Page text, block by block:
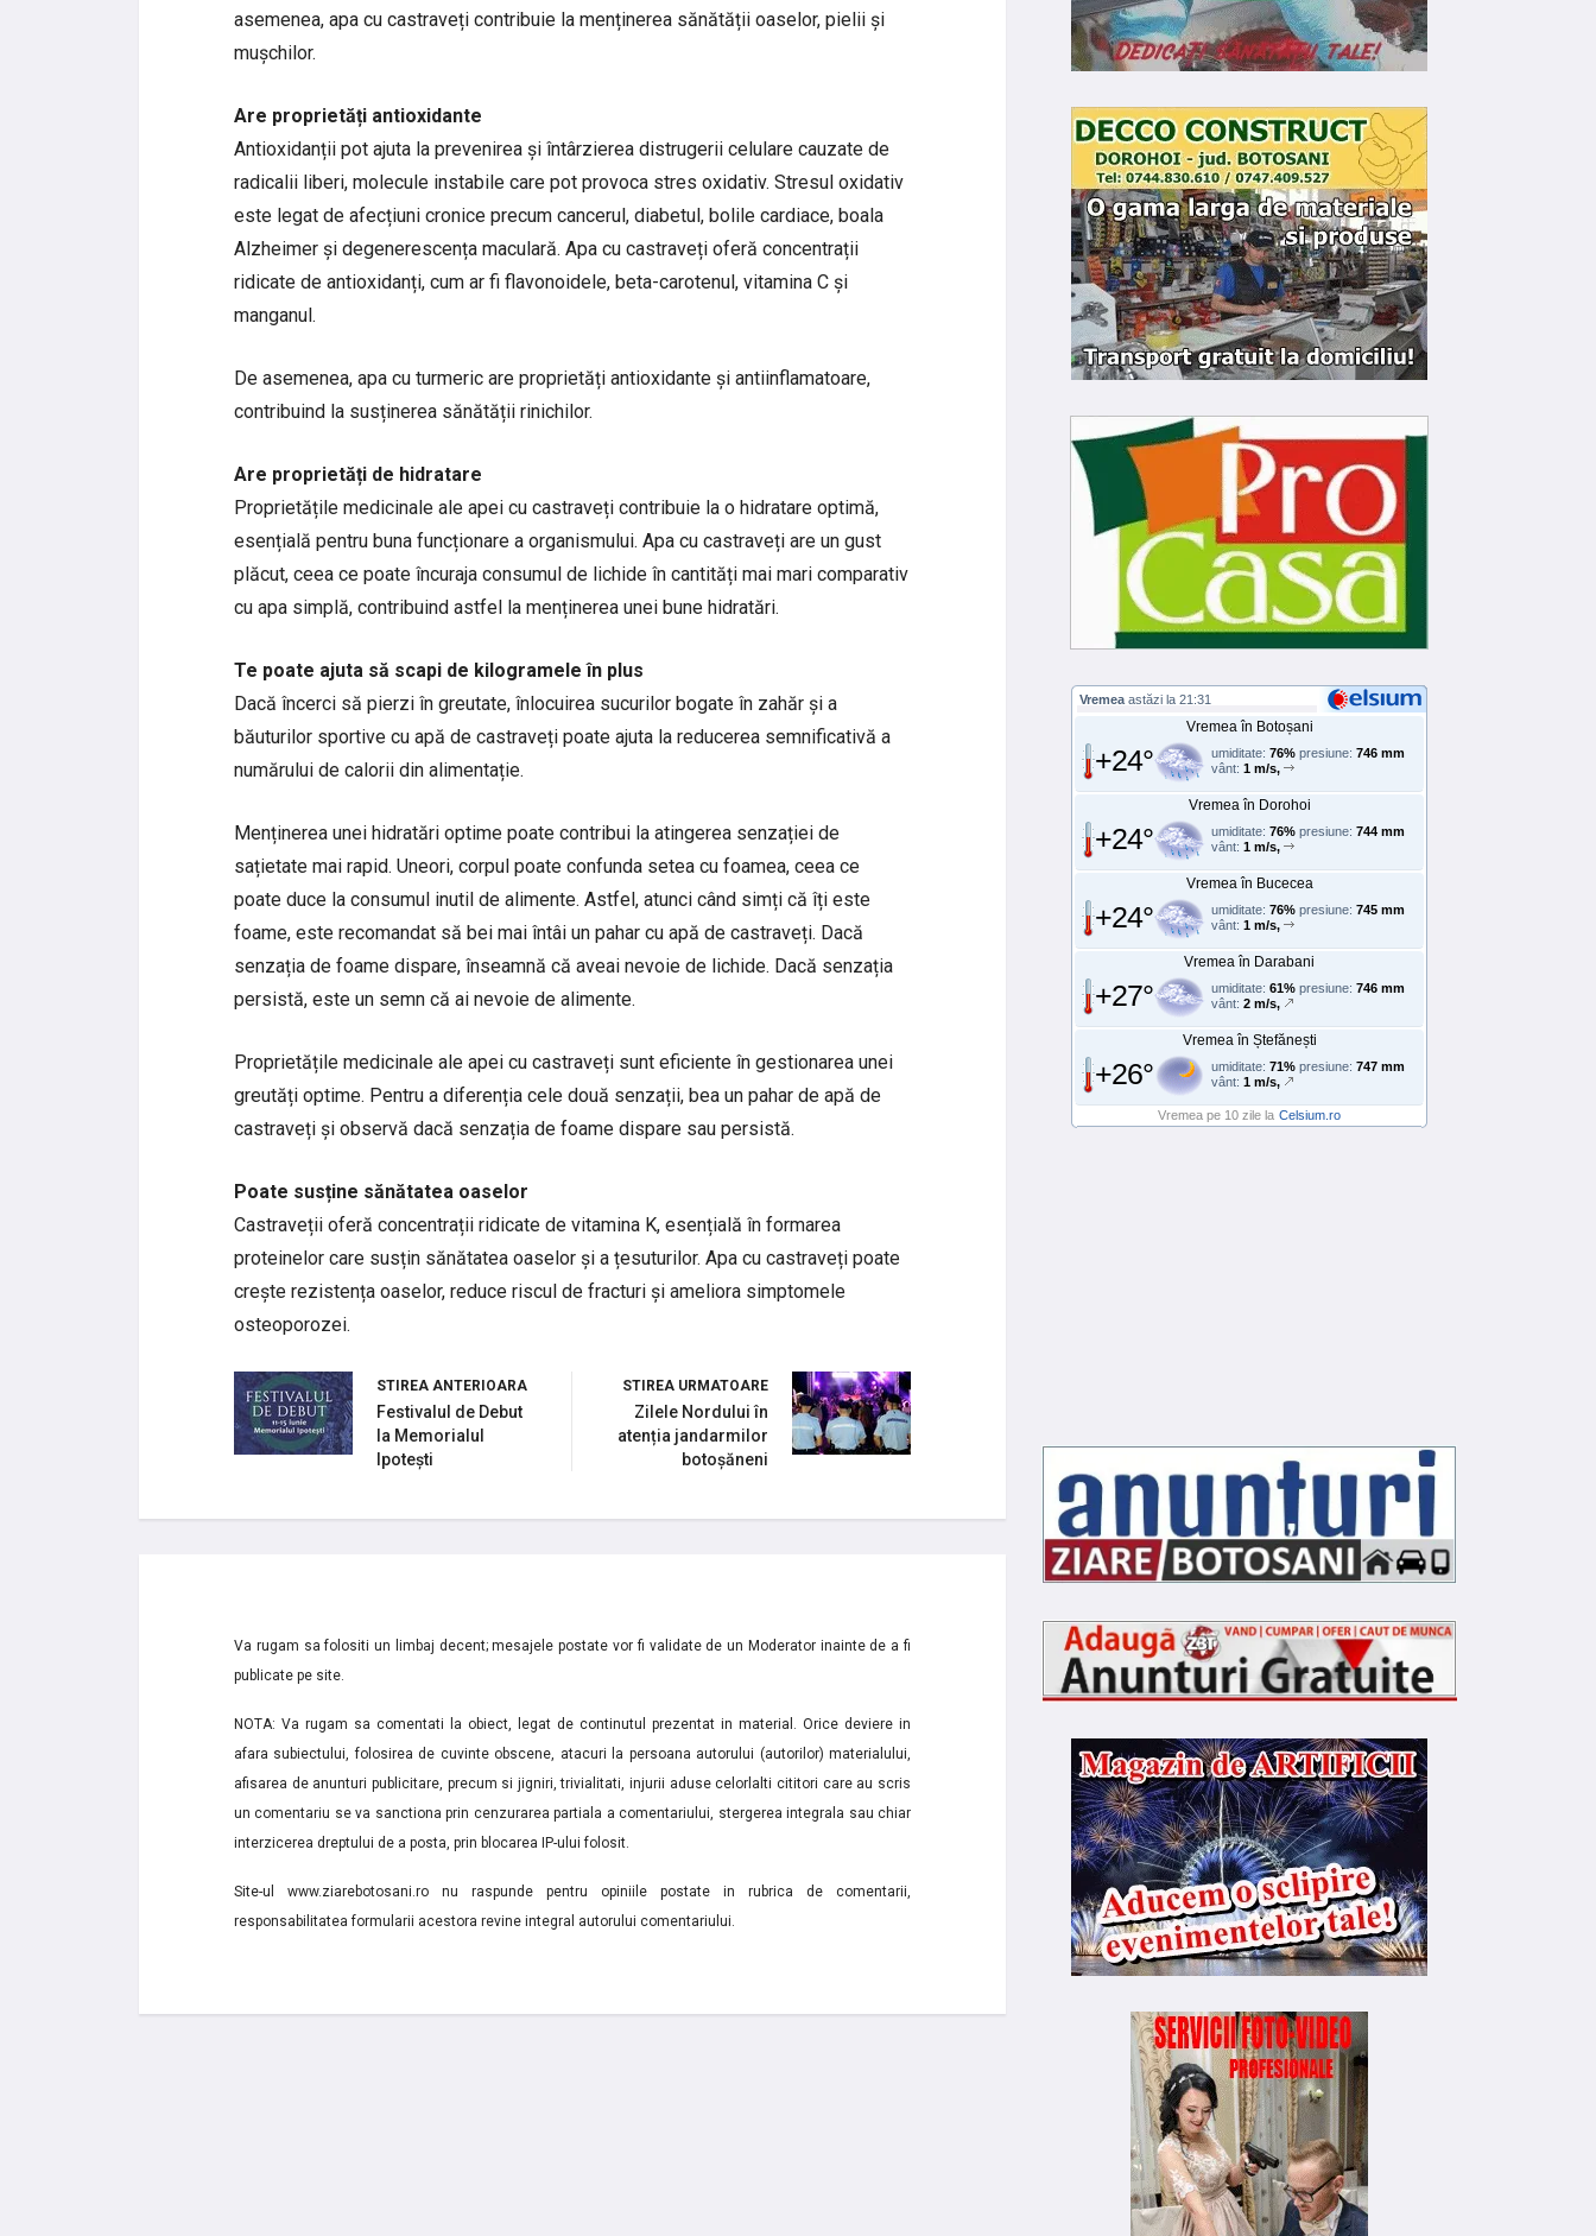
asemenea, apa cu castraveți contribuie la menținerea sănătății oaselor, pielii și
mușchilor.
Are proprietăți antioxidante
Antioxidanții pot ajuta la prevenirea și întârzierea distrugerii celulare cauzate de
radicalii liberi, molecule instabile care pot provoca stres oxidativ. Stresul oxidativ
este legat de afecțiuni cronice precum cancerul, diabetul, bolile cardiace, boala
Alzheimer și degenerescența maculară. Apa cu castraveți oferă concentrații
ridicate de antioxidanți, cum ar fi flavonoidele, beta-carotenul, vitamina C și
manganul.
De asemenea, apa cu turmeric are proprietăți antioxidante și antiinflamatoare,
contribuind la susținerea sănătății rinichilor.
Are proprietăți de hidratare
Proprietățile medicinale ale apei cu castraveți contribuie la o hidratare optimă,
esențială pentru buna funcționare a organismului. Apa cu castraveți are un gust
plăcut, ceea ce poate încuraja consumul de lichide în cantități mai mari comparativ
cu apa simplă, contribuind astfel la menținerea unei bune hidratări.
Te poate ajuta să scapi de kilogramele în plus
Dacă încerci să pierzi în greutate, înlocuirea sucurilor bogate în zahăr și a
băuturilor sportive cu apă de castraveți poate ajuta la reducerea semnificativă a
numărului de calorii din alimentație.
Menținerea unei hidratări optime poate contribui la atingerea senzației de
sațietate mai rapid. Uneori, corpul poate confunda setea cu foamea, ceea ce
poate duce la consumul inutil de alimente. Astfel, atunci când simți că îți este
foame, este recomandat să bei mai întâi un pahar cu apă de castraveți. Dacă
senzația de foame dispare, înseamnă că aveai nevoie de lichide. Dacă senzația
persistă, este un semn că ai nevoie de alimente.
Proprietățile medicinale ale apei cu castraveți sunt eficiente în gestionarea unei
greutăți optime. Pentru a diferenția cele două senzații, bea un pahar de apă de
castraveți și observă dacă senzația de foame dispare sau persistă.
Poate susține sănătatea oaselor
Castraveții oferă concentrații ridicate de vitamina K, esențială în formarea
proteinelor care susțin sănătatea oaselor și a țesuturilor. Apa cu castraveți poate
crește rezistența oaselor, reduce riscul de fracturi și ameliora simptomele
osteoporozei.
STIREA ANTERIOARA
Festivalul de Debut
la Memorialul
Ipotești
STIREA URMATOARE
Zilele Nordului în
atenția jandarmilor
botoșăneni
Va rugam sa folositi un limbaj decent; mesajele postate vor fi validate de un Moderator inainte de a fi
publicate pe site.
NOTA: Va rugam sa comentati la obiect, legat de continutul prezentat in material. Orice deviere in
afara subiectului, folosirea de cuvinte obscene, atacuri la persoana autorului (autorilor) materialului,
afisarea de anunturi publicitare, precum si jigniri, trivialitati, injurii aduse celorlalti cititori care au scris
un comentariu se va sanctiona prin cenzurarea partiala a comentariului, stergerea integrala sau chiar
interzicerea dreptului de a posta, prin blocarea IP-ului folosit.
Site-ul www.ziarebotosani.ro nu raspunde pentru opiniile postate in rubrica de comentarii,
responsabilitatea formularii acestora revine integral autorului comentariului.
Vremea astăzi la 21:31
Vremea în Botoșani
+24° umiditate: 76% presiune: 746 mm
vânt: 1 m/s,
Vremea în Dorohoi
+24° umiditate: 76% presiune: 744 mm
vânt: 1 m/s,
Vremea în Bucecea
+24° umiditate: 76% presiune: 745 mm
vânt: 1 m/s,
Vremea în Darabani
+27° umiditate: 61% presiune: 746 mm
vânt: 2 m/s,
Vremea în Ștefănești
+26° umiditate: 71% presiune: 747 mm
vânt: 1 m/s,
Vremea pe 10 zile la Celsium.ro